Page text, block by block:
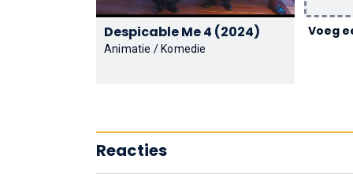
Despicable Me 4 (2024)
Animatie / Komedie
Voeg
Reacties